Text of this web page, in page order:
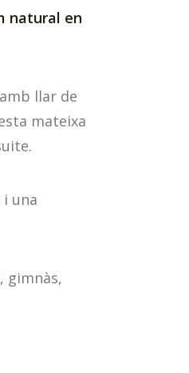
natural en
llar de
mateixa
una
gimnàs,